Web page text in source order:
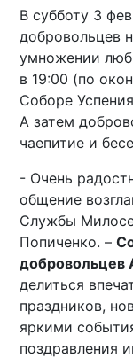
В субботу 3
добровольцев
умножении
в 19:00 (по
Соборе
А затем
чаепитие и
- Очень
общение
Службы
Попиченко. –
добровольцев
делиться
праздников,
яркими
поздравления